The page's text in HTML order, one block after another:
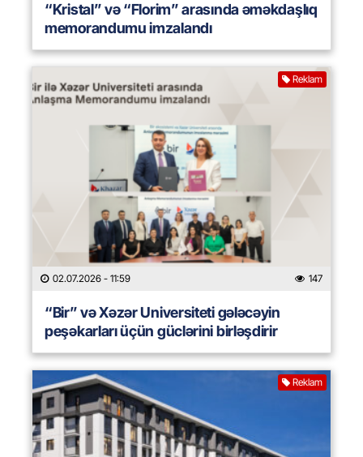
“Kristal” və “Florim” arasında əməkdaşlıq
memorandumu imzalandı
Reklam
02.07.2026 - 11:59 147
“Bir” və Xəzər Universiteti gələcəyin
peşəkarları üçün güclərini birləşdirir
Reklam